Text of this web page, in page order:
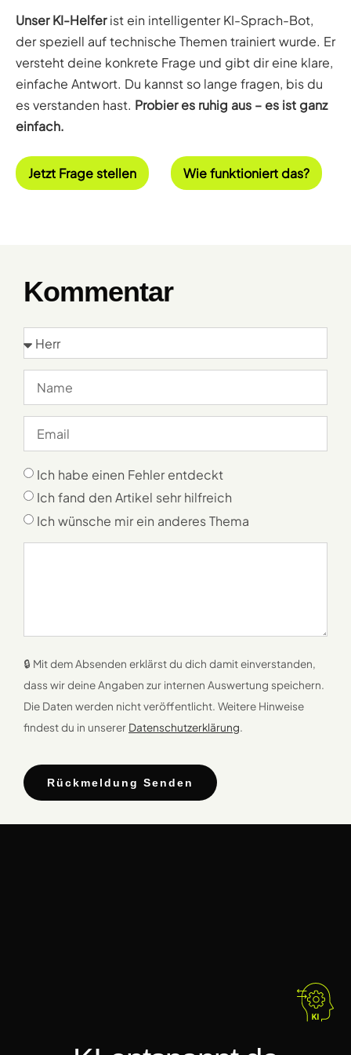
Unser KI-Helferist ein intelligenter KI-Sprach-Bot,
der speziell auf technische Themen trainiert wurde. Er
versteht deine konkrete Frage und gibt dir eine klare,
einfache Antwort. Du kannst so lange fragen, bis du
es verstanden hast. Probier es ruhig aus – es ist ganz
einfach.
Jetzt Frage stellen Wie funktioniert das?
Kommentar
Ich habe einen Fehler entdeckt
Ich fand den Artikel sehr hilfreich
Ich wünsche mir ein anderes Thema
🔒 Mit dem Absenden erklärst du dich damit einverstanden,
dass wir deine Angaben zur internen Auswertung speichern.
Die Daten werden nicht veröffentlicht. Weitere Hinweise
findest du in unserer Datenschutzerklärung.
Rückmeldung Senden